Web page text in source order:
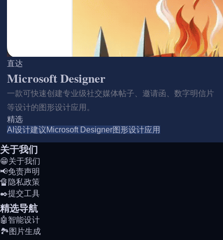
直达
Microsoft Designer
一款可快速创建专业级社交媒体帖子、邀请函、数字明信片
等设计的图形设计应用。
精选
AI设计建议Microsoft Designer图形设计应用
关于我们
😁关于我们
📢免责声明
🔏隐私政策
✒️提交工具
精选导航
🤖智能设计
🏞️图片生成